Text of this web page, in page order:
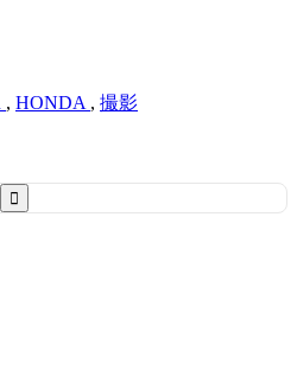
, HONDA , 撮影